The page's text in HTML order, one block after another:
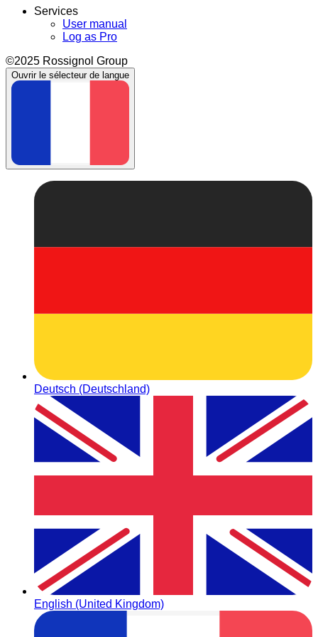
Services
User manual
Log as Pro
©2025 Rossignol Group
Ouvrir le sélecteur de langue
Deutsch (Deutschland)
English (United Kingdom)